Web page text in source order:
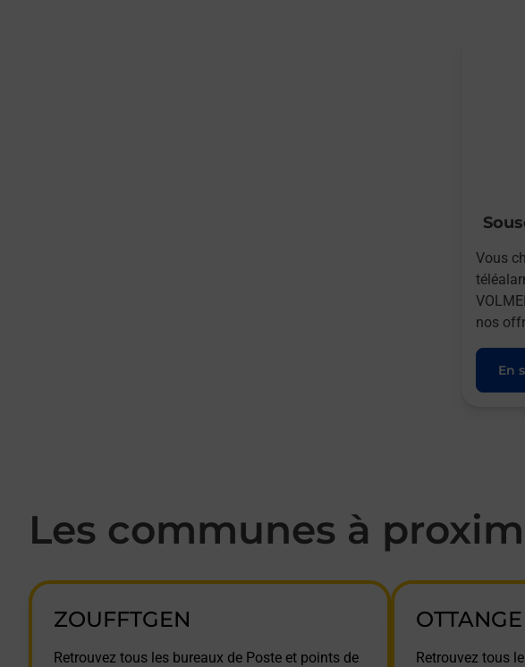
Vous
nos
En
Les communes à
ZOUFFTGEN
Retrouvez tous les bureaux de Poste et points de
OTTANGE
Retrouvez tous